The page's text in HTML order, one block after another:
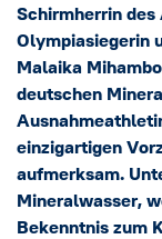
Presse
Social Media
Impressum
Schirmherrin
Olympiasiegerin
Malaika
deutschen
einzigartigen
aufmerksam.
Mineralwasser,
Bekenntnis zum